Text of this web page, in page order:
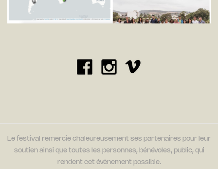
Le festival remercie chaleureusement ses partenaires pour leur
soutien ainsi que toutes les personnes, bénévoles, public, qui
rendent cet évènement possible.